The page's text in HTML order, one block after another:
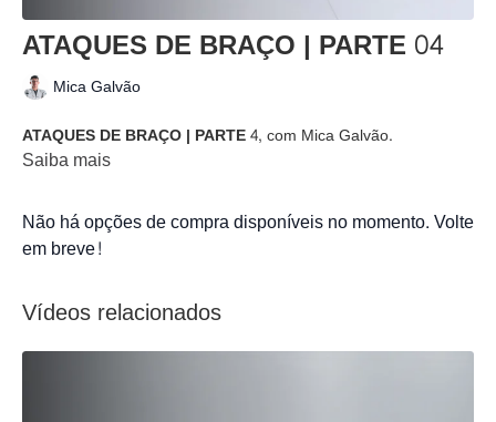
ATAQUES DE BRAÇO | PARTE 04
Mica Galvão
ATAQUES DE BRAÇO | PARTE 4, com Mica Galvão.
Saiba mais
Não há opções de compra disponíveis no momento. Volte
em breve!
Vídeos relacionados